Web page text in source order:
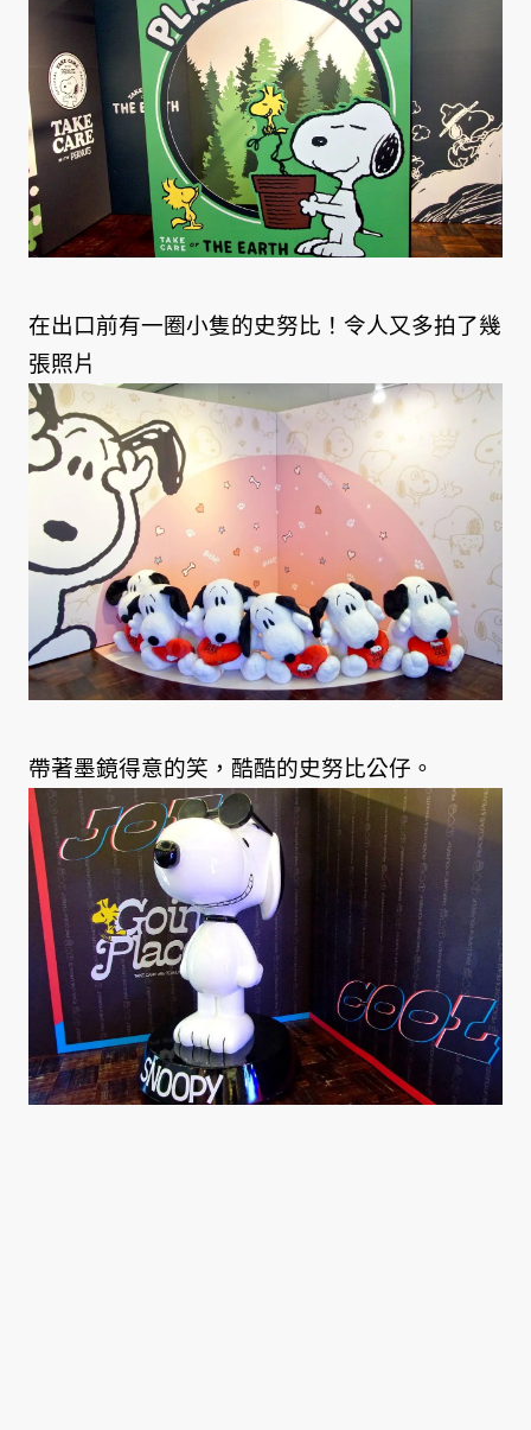
在出口前有一圈小隻的史努比！令人又多拍了幾
張照片
帶著墨鏡得意的笑，酷酷的史努比公仔。